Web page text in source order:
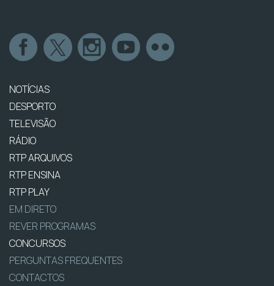
NOTÍCIAS
DESPORTO
TELEVISÃO
RÁDIO
RTP ARQUIVOS
RTP ENSINA
RTP PLAY
EM DIRETO
REVER PROGRAMAS
CONCURSOS
PERGUNTAS FREQUENTES
CONTACTOS